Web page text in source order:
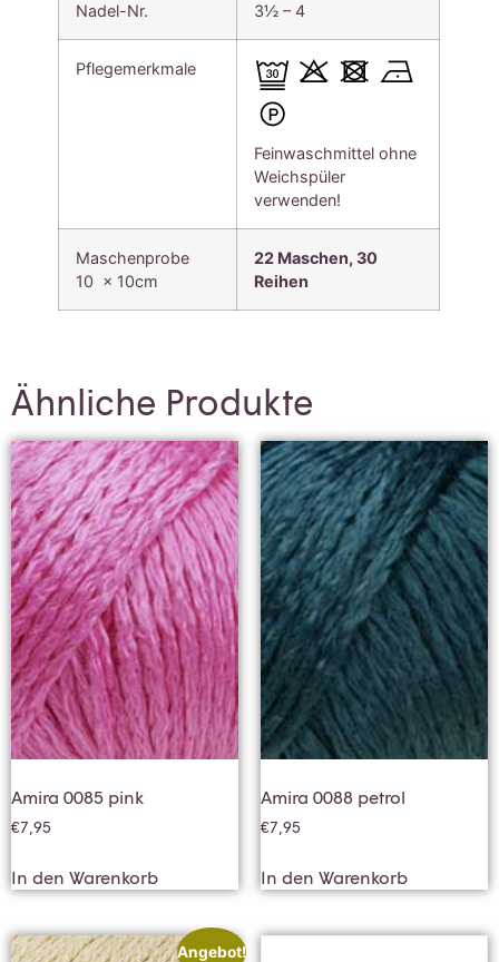
Nadel-Nr. 3½ – 4
Pflegemerkmale
Feinwaschmittel ohne
Weichspüler
verwenden!
Maschenprobe
10 x 10cm
22 Maschen, 30
Reihen
Ähnliche Produkte
Amira 0085 pink
€7,95
In den Warenkorb
Amira 0088 petrol
€7,95
In den Warenkorb
Angebot!